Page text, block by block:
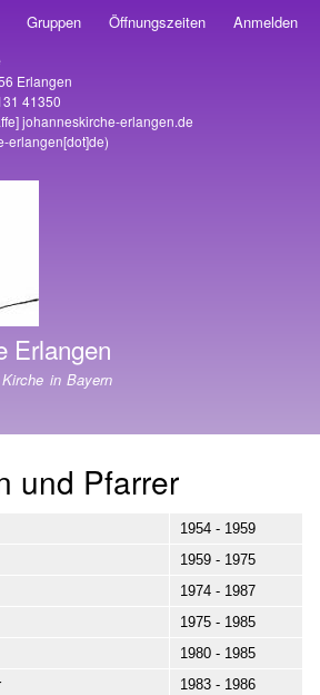
Gruppen Öffnungszeiten Anmelden
Erlangen
41350
johanneskirche-erlangen.de
erlangen[dot]de)
Erlangen
in Bayern
und Pfarrer
1954 - 1959
1959 - 1975
1974 - 1987
1975 - 1985
1980 - 1985
1983 - 1986